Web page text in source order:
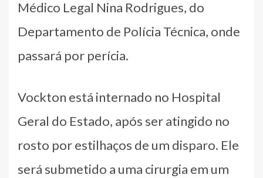
Médico Legal Nina Rodrigues, do
Departamento de Polícia Técnica, onde
passará por perícia.
Vockton está internado no Hospital
Geral do Estado, após ser atingido no
rosto por estilhaços de um disparo. Ele
será submetido a uma cirurgia em um